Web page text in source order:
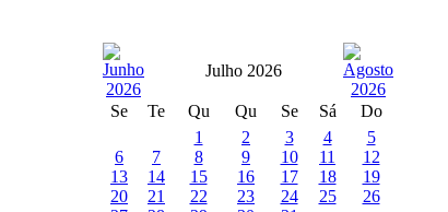
Julho 2026
Se Te Qu Qu Se Sá
Do
1
2 3 4
5
6
7 8 9 10 11
12
13
14 15 16 17 18
19
20
21 22 23 24 25
26